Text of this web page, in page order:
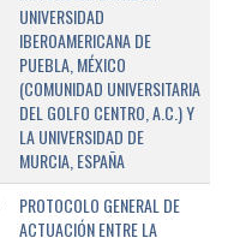
UNIVERSIDAD
IBEROAMERICANA DE
PUEBLA, MÉXICO
(COMUNIDAD UNIVERSITARIA
DEL GOLFO CENTRO, A.C.) Y
LA UNIVERSIDAD DE
MURCIA, ESPAÑA
PROTOCOLO GENERAL DE
ACTUACIÓN ENTRE LA